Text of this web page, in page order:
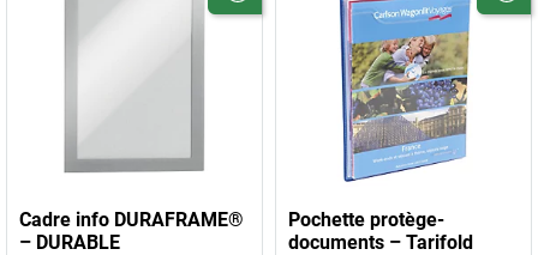
Cadre info DURAFRAME®
– DURABLE
Pochette protège-
documents – Tarifold